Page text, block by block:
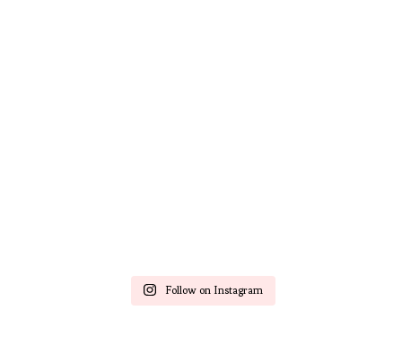
Follow on Instagram